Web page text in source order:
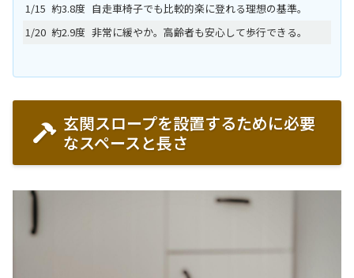
1/15 約3.8度 自走車椅子でも比較的楽に登れる理想の基準。
1/20 約2.9度 非常に緩やか。高齢者も安心して歩行できる。
玄関スロープを設置するために必要
なスペースと長さ